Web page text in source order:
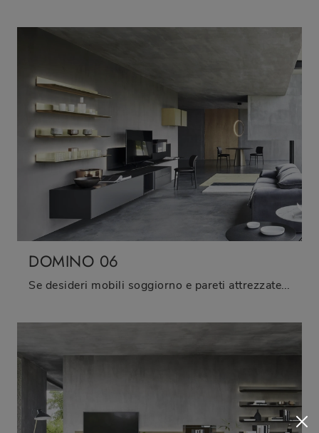
DOMINO 06
Se desideri mobili soggiorno e pareti attrezzate moderne, scegli il modello Domino 06 di Sangiacomo: clicca e scopri di più!